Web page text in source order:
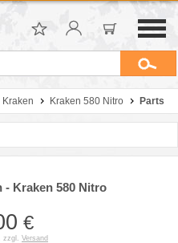
Kraken 580 Nitro Parts
- Kraken 580 Nitro
€
zzgl. Versand